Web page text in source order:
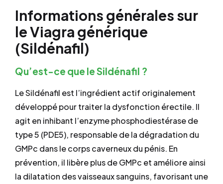
Informations générales sur
le Viagra générique
(Sildénafil)
Qu’est-ce que le Sildénafil ?
Le Sildénafil est l’ingrédient actif originalement
développé pour traiter la dysfonction érectile. Il
agit en inhibant l’enzyme phosphodiestérase de
type 5 (PDE5), responsable de la dégradation du
GMPc dans le corps caverneux du pénis. En
prévention, il libère plus de GMPc et améliore ainsi
la dilatation des vaisseaux sanguins, favorisant une